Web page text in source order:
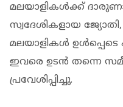
മലയാളികള്‍ക്ക്
സ്വദേശികളായ
മലയാളികള്‍ ഉള്‍പ്പെടെ
ഇവരെ ഉടന്‍ തന്നെ
പ്രവേശിപ്പിച്ചു.